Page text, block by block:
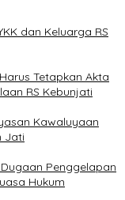
dan Keluarga RS
Tetapkan Akta
RS Kebunjati
Kawaluyaan
Jati
Penggelapan
Hukum